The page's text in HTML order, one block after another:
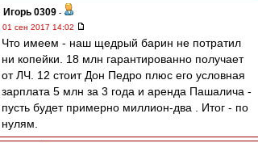
Игорь 0309 -
01 сен 2017 14:02
Что имеем - наш щедрый барин не потратил
ни копейки. 18 млн гарантированно получает
от ЛЧ. 12 стоит Дон Педро плюс его условная
зарплата 5 млн за 3 года и аренда Пашалича -
пусть будет примерно миллион-два . Итог - по
нулям.